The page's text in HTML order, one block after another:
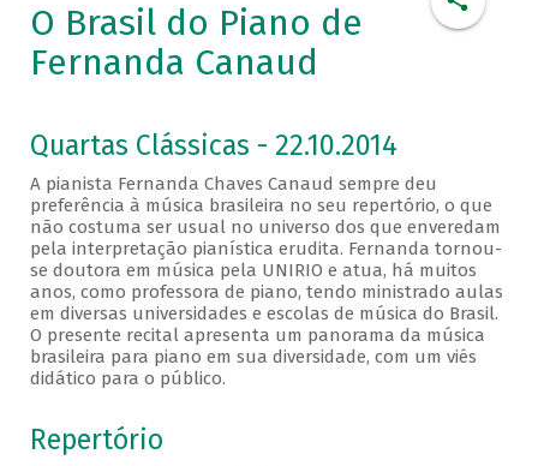
O Brasil do Piano de
Fernanda Canaud
Quartas Clássicas - 22.10.2014
A pianista Fernanda Chaves Canaud sempre deu
preferência à música brasileira no seu repertório, o que
não costuma ser usual no universo dos que enveredam
pela interpretação pianística erudita. Fernanda tornou-
se doutora em música pela UNIRIO e atua, há muitos
anos, como professora de piano, tendo ministrado aulas
em diversas universidades e escolas de música do Brasil.
O presente recital apresenta um panorama da música
brasileira para piano em sua diversidade, com um viés
didático para o público.
Repertório